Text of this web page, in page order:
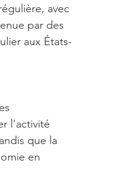
avec
par des
aux États-
l'activité
que la
en